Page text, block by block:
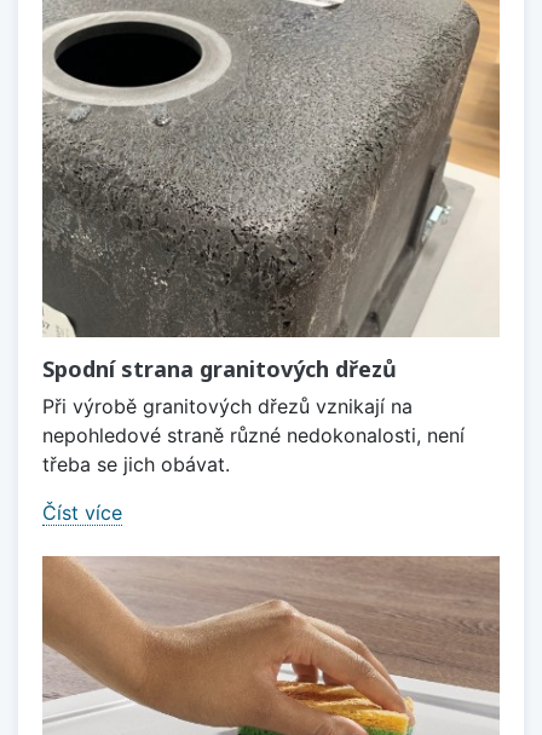
Spodní strana granitových dřezů
Při výrobě granitových dřezů vznikají na
nepohledové straně různé nedokonalosti, není
třeba se jich obávat.
Číst více